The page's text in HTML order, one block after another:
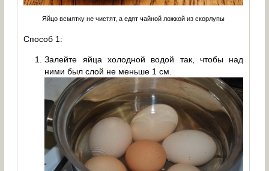
Яйцо всмятку не чистят, а едят чайной ложкой из скорлупы
Способ 1:
Залейте яйца холодной водой так, чтобы над
ними был слой не меньше 1 см.